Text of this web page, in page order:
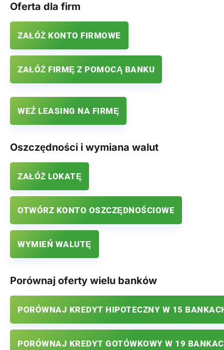
Oferta dla firm
ZAŁÓŻ KONTO FIRMOWE
ZAŁÓŻ FIRMĘ Z POMOCĄ BANKU
WEŹ LEASING NA FIRMĘ
Oszczędności i wymiana walut
ZAŁÓŻ LOKATĘ
OTWÓRZ KONTO OSZCZĘDNOŚCIOWE
WYMIEŃ WALUTĘ
Porównaj oferty wielu banków
PORÓWNAJ KREDYT HIPOTECZNY W 15
PORÓWNAJ KREDYT GOTÓWKOWY W 19